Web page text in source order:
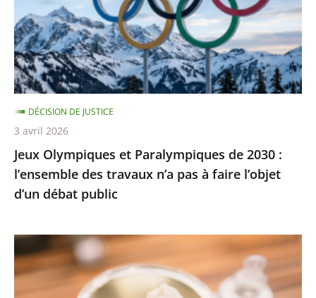
œ...
2030
:
l’ensemble
des
travaux
n’a
pas
à
faire
l’objet
débat
public
Jeux Olympiques et Paralympiques de 2030 :
l’ensemble des travaux n’a pas à faire l’objet
d’un débat public
DÉCISION DE JUSTICE
3 avril 2026
Laits
infantiles
: